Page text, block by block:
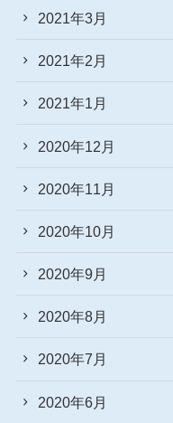
2021年3月
2021年2月
2021年1月
2020年12月
2020年11月
2020年10月
2020年9月
2020年8月
2020年7月
2020年6月